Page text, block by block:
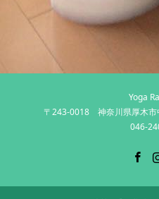
Yoga
〒243-0018 神奈川県厚木
046-